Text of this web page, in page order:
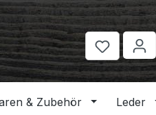
& Zubehör Leder